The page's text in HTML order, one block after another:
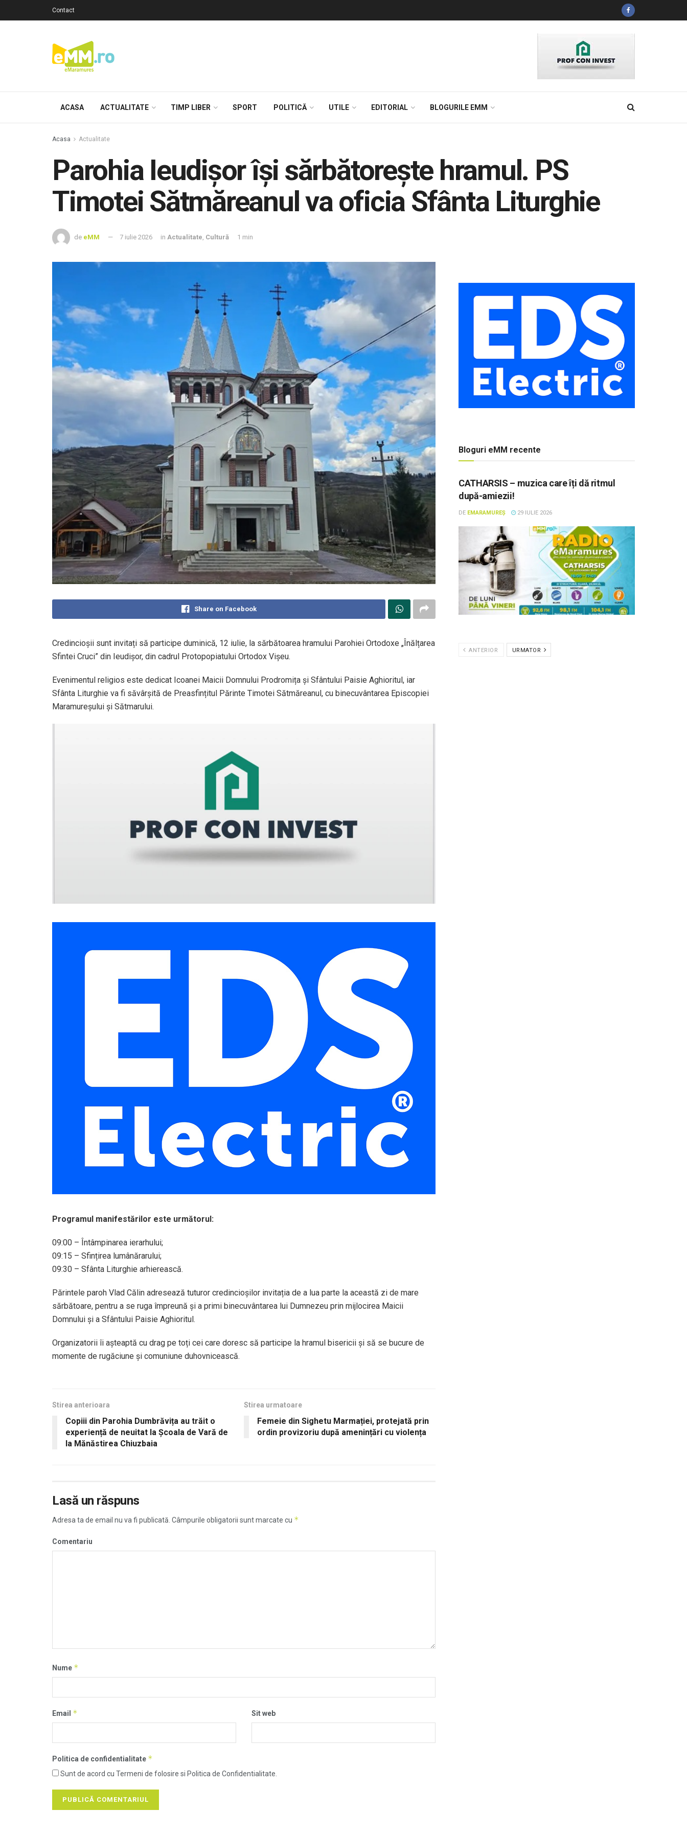
Contact
ACASA ACTUALITATE TIMP LIBER SPORT POLITICĂ UTILE EDITORIAL BLOGURILE EMM
Acasa Actualitate
Parohia Ieudișor își sărbătorește hramul. PS
Timotei Sătmăreanul va oficia Sfânta Liturghie
de eMM 7 iulie 2026 in Actualitate, Cultură 1 min
Share on Facebook
Credincioșii sunt invitați să participe duminică, 12 iulie, la sărbătoarea hramului Parohiei Ortodoxe „Înălțarea
Sfintei Cruci” din Ieudișor, din cadrul Protopopiatului Ortodox Vișeu.
Evenimentul religios este dedicat Icoanei Maicii Domnului Prodromița și Sfântului Paisie Aghioritul, iar
Sfânta Liturghie va fi săvârșită de Preasfințitul Părinte Timotei Sătmăreanul, cu binecuvântarea Episcopiei
Maramureșului și Sătmarului.
Programul manifestărilor este următorul:
09:00 – Întâmpinarea ierarhului;
09:15 – Sfințirea lumânărarului;
09:30 – Sfânta Liturghie arhierească.
Părintele paroh Vlad Călin adresează tuturor credincioșilor invitația de a lua parte la această zi de mare
sărbătoare, pentru a se ruga împreună și a primi binecuvântarea lui Dumnezeu prin mijlocirea Maicii
Domnului și a Sfântului Paisie Aghioritul.
Organizatorii îi așteaptă cu drag pe toți cei care doresc să participe la hramul bisericii și să se bucure de
momente de rugăciune și comuniune duhovnicească.
Stirea anterioara
Copiii din Parohia Dumbrăvița au trăit o
experiență de neuitat la Școala de Vară de
la Mănăstirea Chiuzbaia
Stirea urmatoare
Femeie din Sighetu Marmației, protejată prin
ordin provizoriu după amenințări cu violența
Lasă un răspuns
Adresa ta de email nu va fi publicată. Câmpurile obligatorii sunt marcate cu *
Comentariu
Nume *
Email * Sit web
Politica de confidentialitate *
Sunt de acord cu Termeni de folosire si Politica de Confidentialitate.
Bloguri eMM recente
CATHARSIS – muzica care îți dă ritmul
după-amiezii!
DE EMARAMUREȘ 29 IULIE 2026
ANTERIOR URMATOR